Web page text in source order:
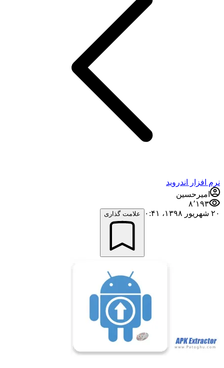
نرم افزار اندروید
امیرحسین
۸٬۱۹۳
۲۰ شهریور ۱۳۹۸،‏ ۰:۴۱
علامت گذاری